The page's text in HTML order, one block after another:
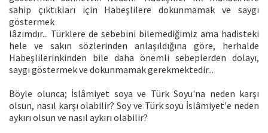
sahip çıktıkları için Habeşlilere dokunmamak ve saygı
göstermek
lâzımdır... Türklere de sebebini bilemediğimiz ama hadisteki
hele ve sakın sözlerinden anlaşıldığına göre, herhalde
Habeşlilerinkinden bile daha önemli sebeplerden dolayı,
saygı göstermek ve dokunmamak gerekmektedir...
Böyle olunca; İslâmiyet soya ve Türk Soyu'na neden karşı
olsun, nasıl karşı olabilir? Soy ve Türk soyu İslâmiyet'e neden
aykırı olsun ve nasıl aykırı olabilir?